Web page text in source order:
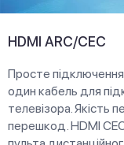
HDMI ARC/CEC
Просте
один кабель для
телевізора. Якість
перешкод. HDMI